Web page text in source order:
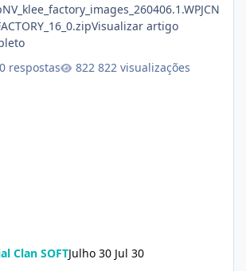
artigo
0 respostas
822 visualizações
Clan SOFTJulho 30 Jul 30